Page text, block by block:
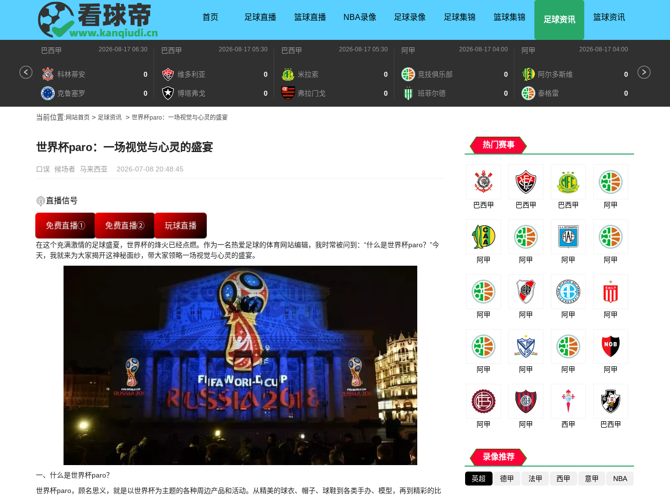
首页 足球直播 篮球直播 NBA录像 足球录像 足球集锦 篮球集锦 足球资讯 篮球资讯
巴西甲 2026-08-17 06:30
科林蒂安 0
克鲁塞罗 0
巴西甲 2026-08-17 05:30
维多利亚 0
博塔弗戈 0
巴西甲 2026-08-17 05:30
米拉索 0
弗拉门戈 0
阿甲 2026-08-17 04:00
竞技俱乐部 0
班菲尔德 0
阿甲 2026-08-17 04:00
阿尔多斯维 0
泰格雷 0
当前位置: 网站首页 > 足球资讯 > 世界杯paro：一场视觉与心灵的盛宴
世界杯paro：一场视觉与心灵的盛宴
口误 候场者 马来西亚 2026-07-08 20:48:45
直播信号
免费直播① 免费直播② 玩球直播
在这个充满激情的足球盛夏，世界杯的烽火已经点燃。作为一名热爱足球的体育网站编辑，我时常被问到：“什么是世界杯paro？”今
天，我就来为大家揭开这神秘面纱，带大家领略一场视觉与心灵的盛宴。
一、什么是世界杯paro？
世界杯paro，顾名思义，就是以世界杯为主题的各种周边产品和活动。从精美的球衣、帽子、球鞋到各类手办、模型，再到精彩的比
热门赛事
巴西甲 巴西甲 巴西甲 阿甲
阿甲 阿甲 阿甲 阿甲
阿甲 阿甲 阿甲 阿甲
阿甲 阿甲 阿甲 阿甲
阿甲 阿甲 西甲 巴西甲
录像推荐
英超 德甲 法甲 西甲 意甲 NBA